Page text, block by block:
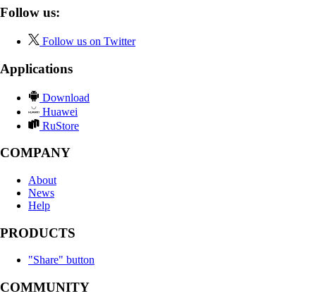
Follow us:
Follow us on Twitter
Applications
Download
Huawei
RuStore
COMPANY
About
News
Help
PRODUCTS
"Share" button
COMMUNITY